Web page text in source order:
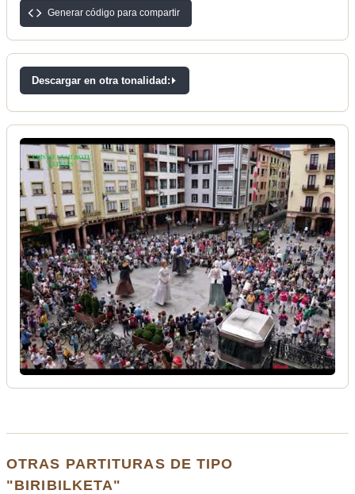
Generar código para compartir
Descargar en otra tonalidad:
OTRAS PARTITURAS DE TIPO
"BIRIBILKETA"